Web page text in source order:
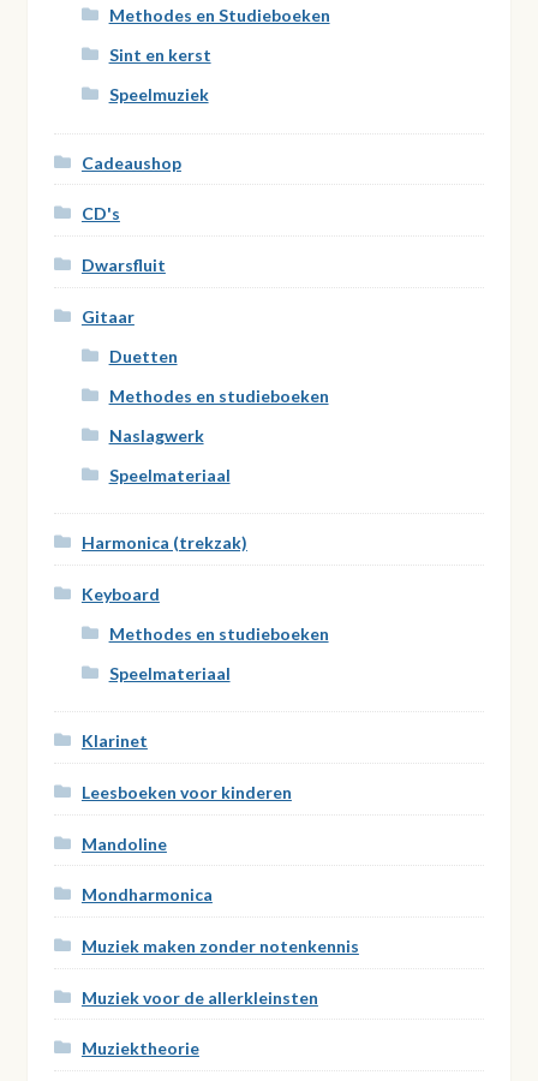
Methodes en Studieboeken
Sint en kerst
Speelmuziek
Cadeaushop
CD's
Dwarsfluit
Gitaar
Duetten
Methodes en studieboeken
Naslagwerk
Speelmateriaal
Harmonica (trekzak)
Keyboard
Methodes en studieboeken
Speelmateriaal
Klarinet
Leesboeken voor kinderen
Mandoline
Mondharmonica
Muziek maken zonder notenkennis
Muziek voor de allerkleinsten
Muziektheorie